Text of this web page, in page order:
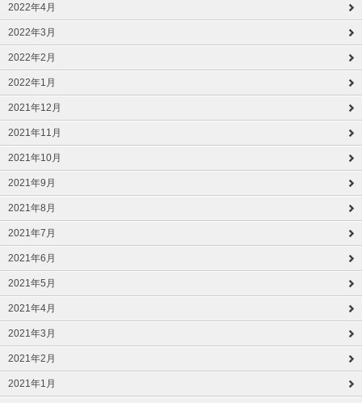
2022年4月
2022年3月
2022年2月
2022年1月
2021年12月
2021年11月
2021年10月
2021年9月
2021年8月
2021年7月
2021年6月
2021年5月
2021年4月
2021年3月
2021年2月
2021年1月